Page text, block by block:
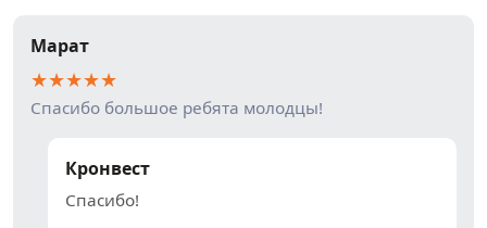
Марат
★★★★★
Спасибо большое ребята молодцы!
Кронвест
Спасибо!